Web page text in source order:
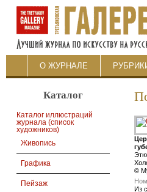
О ЖУРНАЛЕ
Каталог
Каталог иллюстраций
журнала (список
художников)
Живопись
Графика
Пейзаж
©
Из